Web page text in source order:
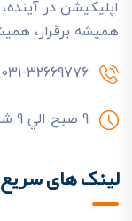
اپليکيشن در
هميشه برقرار،
031-32669776
9 صبح الي 9 شب
لینک های سریع